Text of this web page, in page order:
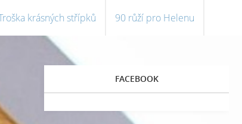
krásných střípků 90 růží pro Helenu
FACEBOOK